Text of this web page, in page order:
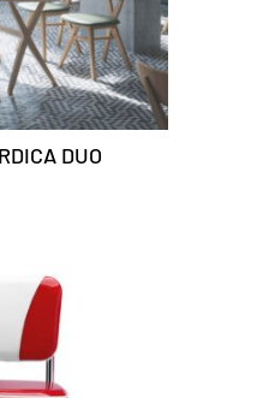
DUO